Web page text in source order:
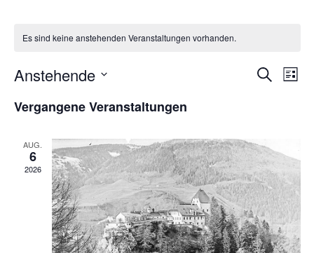
Es sind keine anstehenden Veranstaltungen vorhanden.
SucheListe
Anstehende
wählen.
Vergangene Veranstaltungen
AUG.
6
2026